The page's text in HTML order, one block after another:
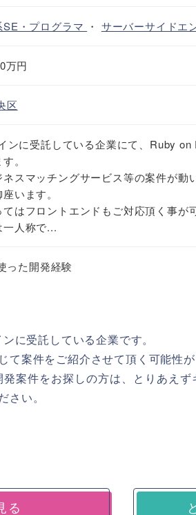
SE・プログラマ ・ サーバーサイドエ
万円
区
ンに受託している企業にて、Ruby
。
スマッチングサービス等の案件が動
います。
はフロントエンドもご対応頂く事が
人称で...
った開発経験
に受託している企業です。
て案件をご紹介させて頂く可能性が
案件をお探しの方は、とりあえ
さい。
る